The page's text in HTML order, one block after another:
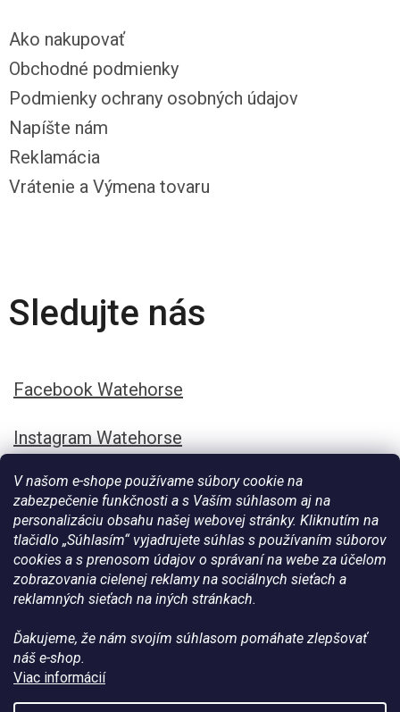
V našom e-shope používame súbory cookie na
zabezpečenie funkčnosti a s Vaším súhlasom aj na
personalizáciu obsahu našej webovej stránky. Kliknutím na
tlačidlo „Súhlasím“ vyjadrujete súhlas s používaním súborov
cookies a s prenosom údajov o správaní na webe za účelom
zobrazovania cielenej reklamy na sociálnych sieťach a
reklamných sieťach na iných stránkach.
Ďakujeme, že nám svojím súhlasom pomáhate zlepšovať
náš e-shop.
Viac informácií
Ako nakupovať
Obchodné podmienky
Podmienky ochrany osobných údajov
Napíšte nám
Reklamácia
Vrátenie a Výmena tovaru
Sledujte nás
Facebook Watehorse
Instagram Watehorse
Copyright 2026Všetko pre vaše kone - WateHorse.sk. Všetky